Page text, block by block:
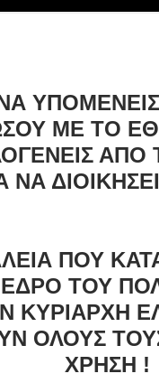
ΜΕ ΤΟ
ΑΠΟ
ΝΑ
ΠΟΥ
ΤΟΥ
ΚΥΡΙΑΡΧΗ
ΟΛΟΥΣ
ΧΡΗΣΗ !